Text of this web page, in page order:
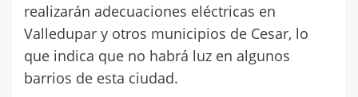
realizarán adecuaciones eléctricas en
Valledupar y otros municipios de Cesar, lo
que indica que no habrá luz en algunos
barrios de esta ciudad.